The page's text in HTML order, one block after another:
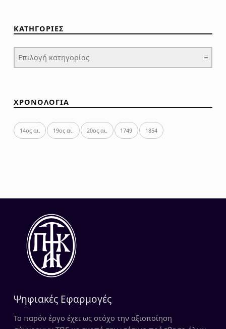
ΚΑΤΗΓΟΡΙΕΣ
ΚΑΤΗΓΟΡΙΕΣ
ΧΡΟΝΟΛΟΓΙΑ
14ος αι. 19ος αι. 20ος αι. 1749 1854
Ψηφιακές Εφαρμογές
Το παρόν έργο έχει ως στόχο την αξιοποίηση